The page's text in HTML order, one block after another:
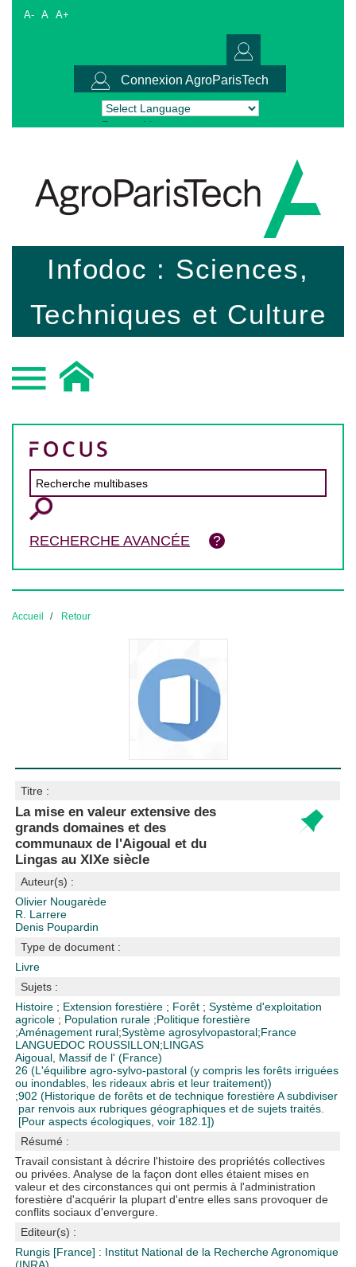
A- A A+
Connexion AgroParisTech
Powered by Translate
Infodoc : Sciences,
Techniques et Culture
RECHERCHE AVANCÉE
Accueil Retour
Titre :
La mise en valeur extensive des
grands domaines et des
communaux de l'Aigoual et du
Lingas au XIXe siècle
Auteur(s) :
Olivier Nougarède
R. Larrere
Denis Poupardin
Type de document :
Livre
Sujets :
Histoire ; Extension forestière ; Forêt ;Système d'exploitation
agricole ; Population rurale ;Politique forestière
;Aménagement rural;Système agrosylvopastoral;France
LANGUEDOC ROUSSILLON;LINGAS
Aigoual, Massif de l' (France)
26 (L'équilibre agro-sylvo-pastoral (y compris les forêts irriguées
ou inondables, les rideaux abris et leur traitement))
;902 (Historique de forêts et de technique forestière A subdiviser
par renvois aux rubriques géographiques et de sujets traités.
[Pour aspects écologiques, voir 182.1])
Résumé :
Travail consistant à décrire l'histoire des propriétés collectives
ou privées. Analyse de la façon dont elles étaient mises en
valeur et des circonstances qui ont permis à l'administration
forestière d'acquérir la plupart d'entre elles sans provoquer de
conflits sociaux d'envergure.
Editeur(s) :
Rungis [France] : Institut National de la Recherche Agronomique